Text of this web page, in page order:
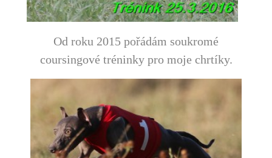
Od roku 2015 pořádám soukromé
coursingové tréninky pro moje chrtíky.